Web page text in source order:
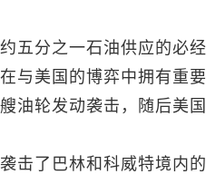
五分之一石油供应的必
与美国的博弈中拥有重
油轮发动袭击，随后美
击了巴林和科威特境内